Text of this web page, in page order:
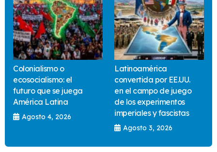
Colonialismo o
ecosocialismo: el
futuro que se juega
América Latina
Agosto 4, 2026
Latinoamérica
convertida por EE.UU.
en el campo de juego
de los experimentos
imperiales y fascistas
Agosto 3, 2026